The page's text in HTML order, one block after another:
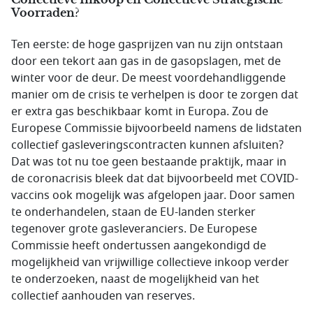
Voorraden?
Ten eerste: de hoge gasprijzen van nu zijn ontstaan
door een tekort aan gas in de gasopslagen, met de
winter voor de deur. De meest voordehandliggende
manier om de crisis te verhelpen is door te zorgen dat
er extra gas beschikbaar komt in Europa. Zou de
Europese Commissie bijvoorbeeld namens de lidstaten
collectief gasleveringscontracten kunnen afsluiten?
Dat was tot nu toe geen bestaande praktijk, maar in
de coronacrisis bleek dat dat bijvoorbeeld met COVID-
vaccins ook mogelijk was afgelopen jaar. Door samen
te onderhandelen, staan de EU-landen sterker
tegenover grote gasleveranciers. De Europese
Commissie heeft ondertussen aangekondigd de
mogelijkheid van vrijwillige collectieve inkoop verder
te onderzoeken, naast de mogelijkheid van het
collectief aanhouden van reserves.